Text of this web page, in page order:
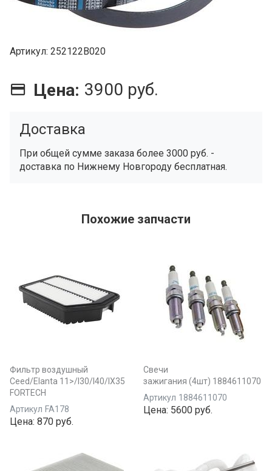
Артикул 252122B020
Цена: 3900 руб.
Доставка
При общей сумме заказа более 3000 руб. -
доставка по Нижнему Новгороду бесплатная.
Похожие запчасти
Фильтр воздушный
Ceed/Elanta 11>/I30/I40/IX35
FORTECH
Артикул FA178
Цена: 870 руб.
Свечи
зажигания (4шт) 1884611070
Артикул 1884611070
Цена: 5600 руб.